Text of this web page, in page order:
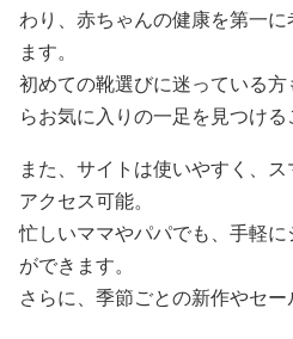
わり、赤ちゃんの健康を第一
ます。
初めての靴選びに迷っている
らお気に入りの一足を見つける
また、サイトは使いやすく、
アクセス可能。
忙しいママやパパでも、手軽
ができます。
さらに、季節ごとの新作やセー